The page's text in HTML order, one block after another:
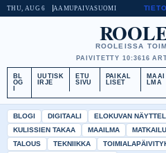
THU, AUG 6 AAMUPAIVASUOMI
ROOLEISSA
PAIVITETTY 10:3616
BL
OG
UUTISK
IRJE
ETU
SIVU
PAIKAL
LISET
MAAI
LMA
BLOGI DIGITAALI ELOKUVAN
KULISSIEN TAKAA
MAAILMA MATKAILU
TALOUS
TEKNIIKKA